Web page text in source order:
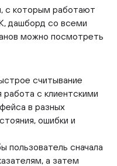
с которым работают
дашборд со всеми
можно посмотреть
считывание
работа с клиентскими
в разных
ошибки и
пользователь сначала
а затем